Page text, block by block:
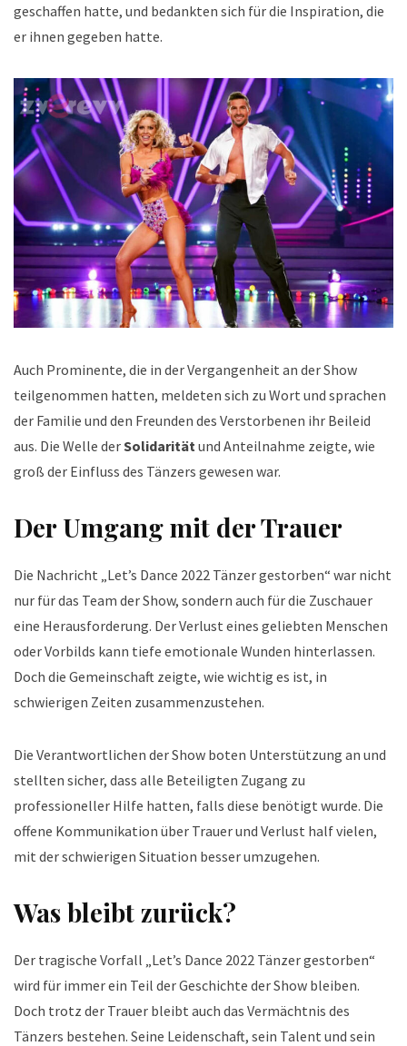
geschaffen hatte, und bedankten sich für die Inspiration, die
er ihnen gegeben hatte.
Auch Prominente, die in der Vergangenheit an der Show
teilgenommen hatten, meldeten sich zu Wort und sprachen
der Familie und den Freunden des Verstorbenen ihr Beileid
aus. Die Welle derSolidarität und Anteilnahme zeigte, wie
groß der Einfluss des Tänzers gewesen war.
Der Umgang mit der Trauer
Die Nachricht „Let’s Dance 2022 Tänzer gestorben“ war nicht
nur für das Team der Show, sondern auch für die Zuschauer
eine Herausforderung. Der Verlust eines geliebten Menschen
oder Vorbilds kann tiefe emotionale Wunden hinterlassen.
Doch die Gemeinschaft zeigte, wie wichtig es ist, in
schwierigen Zeiten zusammenzustehen.
Die Verantwortlichen der Show boten Unterstützung an und
stellten sicher, dass alle Beteiligten Zugang zu
professioneller Hilfe hatten, falls diese benötigt wurde. Die
offene Kommunikation über Trauer und Verlust half vielen,
mit der schwierigen Situation besser umzugehen.
Was bleibt zurück?
Der tragische Vorfall „Let’s Dance 2022 Tänzer gestorben“
wird für immer ein Teil der Geschichte der Show bleiben.
Doch trotz der Trauer bleibt auch das Vermächtnis des
Tänzers bestehen. Seine Leidenschaft, sein Talent und sein